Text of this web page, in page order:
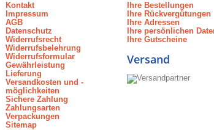
Kontakt
Impressum
AGB
Datenschutz
Widerrufsrecht
Widerrufsbelehrung
Widerrufsformular
Gewährleistung
Lieferung
Versandkosten und -
möglichkeiten
Sichere Zahlung
Zahlungsarten
Verpackungen
Sitemap
Ihre Bestellungen
Ihre Rückvergütungen
Ihre Adressen
Ihre persönlichen
Ihre Gutscheine
Versand